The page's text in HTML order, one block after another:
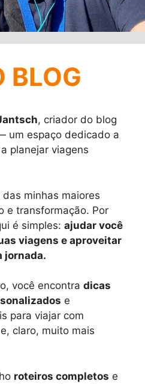
BLOG
, criador do blog
um espaço dedicado a
planejar viagens
minhas maiores
e transformação. Por
é simples: ajudar você
viagens e aproveitar
jornada.
você encontra dicas
e
para viajar com
claro, muito mais
roteiros completos e